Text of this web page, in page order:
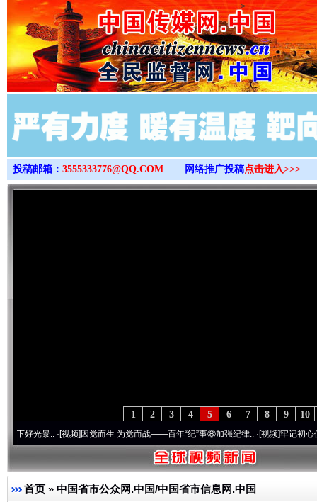
>
投稿邮箱： 3555333776@QQ.COM 网络推广投稿点击进入>>>
10
9
8
7
6
5
4
3
2
1
·[视频]因党而生 为党而战——百年“纪”事⑧加强纪律..·[视频]牢记初心使命 奋进复
首页 » 中国省市公众网.中国/中国省市信息网.中国